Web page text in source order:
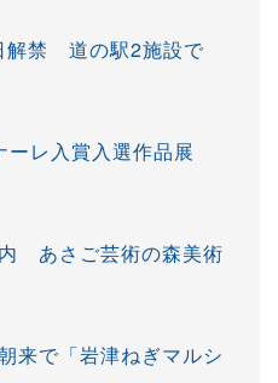
解禁 道の駅2施設で
ーレ入賞入選作品展
あさご芸術の森美術
来で「岩津ねぎマルシ